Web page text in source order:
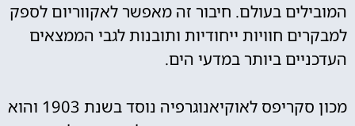
המובילים בעולם. חיבור זה מאפשר לאקווריום לספק
למבקרים חוויות ייחודיות ותובנות לגבי הממצאים
העדכניים ביותר במדעי הים.
מכון סקריפס לאוקיאנוגרפיה נוסד בשנת 1903 והוא